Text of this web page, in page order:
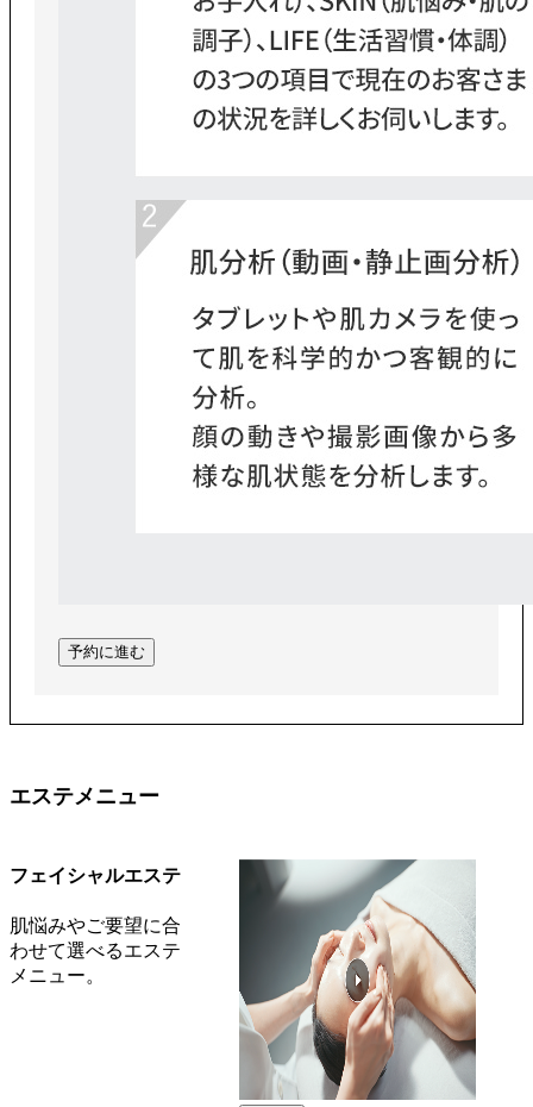
予約に進む
エステメニュー
フェイシャルエステ
肌悩みやご要望に合
わせて選べるエステ
メニュー。